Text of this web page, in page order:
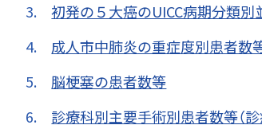
初発の５大癌のUICC病期分類
成人市中肺炎の重症度別患者数
脳梗塞の患者数等
診療科別主要手術別患者数等（